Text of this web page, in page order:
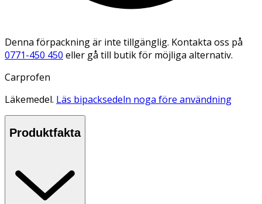
Denna förpackning är inte tillgänglig. Kontakta oss på
0771-450 450 eller gå till butik för möjliga alternativ.
Carprofen
Läkemedel. Läs bipacksedeln noga före användning
Produktfakta